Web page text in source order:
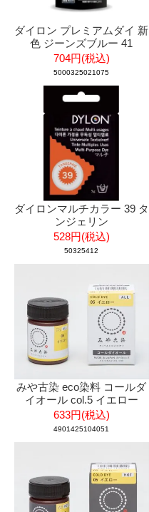
ダイロン プレミアムダイ 新
色 ジーンズブルー 41
704円(税込)
5000325021075
ダイロンマルチカラー 39 タ
ンジェリン
528円(税込)
50325412
みや古染 eco染料 コールダ
イオール col.5 イエロー
633円(税込)
4901425104051